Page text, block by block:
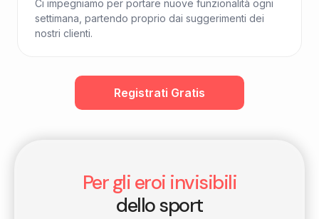
Ci impegniamo per portare nuove funzionalità ogni
settimana, partendo proprio dai suggerimenti dei
nostri clienti.
Registrati Gratis
Per gli eroi invisibili
dello sport